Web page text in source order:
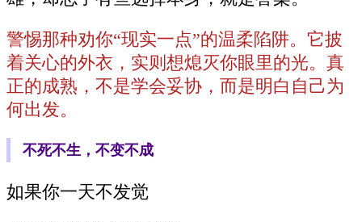
警惕那种劝你“现实一点”的温柔陷阱。它披
着关心的外衣，实则想熄灭你眼里的光。真
正的成熟，不是学会妥协，而是明白自己为
何出发。
不死不生，不变不成
如果你一天不发觉